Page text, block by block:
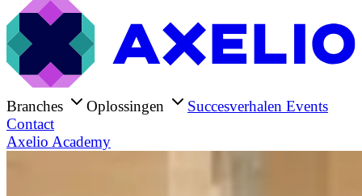
Branches Oplossingen Succesverhalen Events
Contact
Axelio Academy